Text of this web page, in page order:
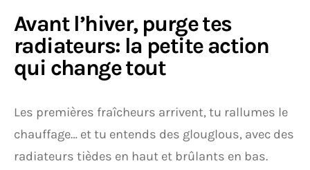
Avant l’hiver, purge tes
radiateurs: la petite action
qui change tout
Les premières fraîcheurs arrivent, tu rallumes le
chauffage… et tu entends des glouglous, avec des
radiateurs tièdes en haut et brûlants en bas.